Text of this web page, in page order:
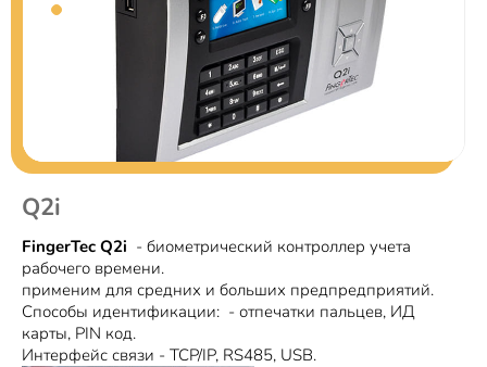
Q2i
FingerTec Q2i - биометрический контроллер учета
рабочего времени.
применим для средних и больших предпредприятий.
Способы идентификации: - отпечатки пальцев, ИД
карты, PIN код.
Интерфейс связи - TCP/IP, RS485, USB.